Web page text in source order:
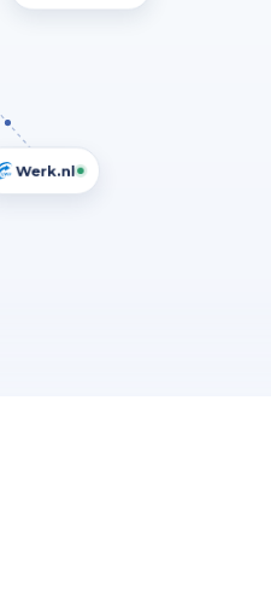
Werk.nl